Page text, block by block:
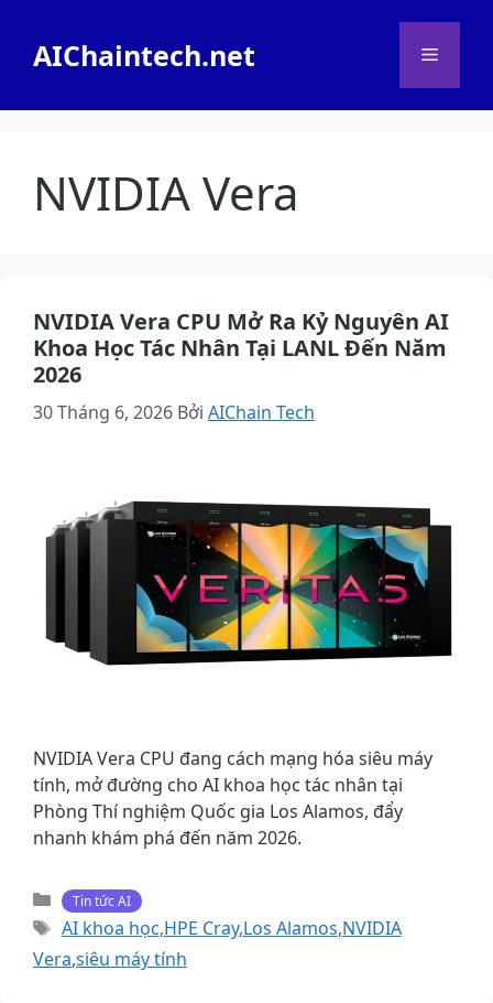
AIChaintech.net Menu
NVIDIA Vera
NVIDIA Vera CPU Mở Ra Kỷ Nguyên AI
Khoa Học Tác Nhân Tại LANL Đến Năm
2026
30 Tháng 6, 2026 Bởi AIChain Tech
NVIDIA Vera CPU đang cách mạng hóa siêu máy
tính, mở đường cho AI khoa học tác nhân tại
Phòng Thí nghiệm Quốc gia Los Alamos, đẩy
nhanh khám phá đến năm 2026.
Danh
mục
Tin tức AI
Thẻ
AI khoa học,HPE Cray,Los Alamos,NVIDIA
Vera,siêu máy tính